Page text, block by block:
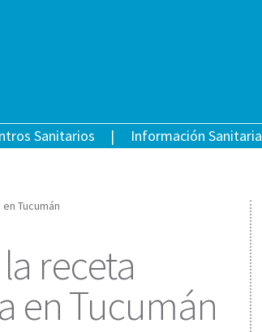
Sanitarios Información Sanitaria
Tucumán
receta
en Tucumán